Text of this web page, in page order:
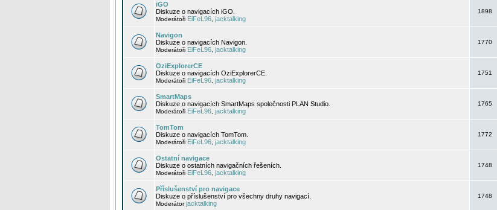
iGO
Diskuze o navigacích iGO.
Moderátoři EiFeL96 jacktalking
1898
Navigon
Diskuze o navigacích Navigon.
Moderátoři EiFeL96 jacktalking
1770
OziExplorerCE
Diskuze o navigacích OziExplorerCE.
Moderátoři EiFeL96 jacktalking
1751
SmartMaps
Diskuze o navigacích SmartMaps společnosti PLAN Studio.
Moderátoři EiFeL96 jacktalking
1765
TomTom
Diskuze o navigacích TomTom.
Moderátoři EiFeL96 jacktalking
1772
Ostatní navigace
Diskuze o ostatních navigačních řešeních.
Moderátoři EiFeL96 jacktalking
1748
Příslušenství pro navigace
Diskuze o příslušenství pro všechny druhy navigací.
Moderátorjacktalking
1748